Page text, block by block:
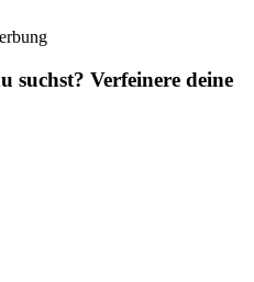
suchst? Verfeinere deine